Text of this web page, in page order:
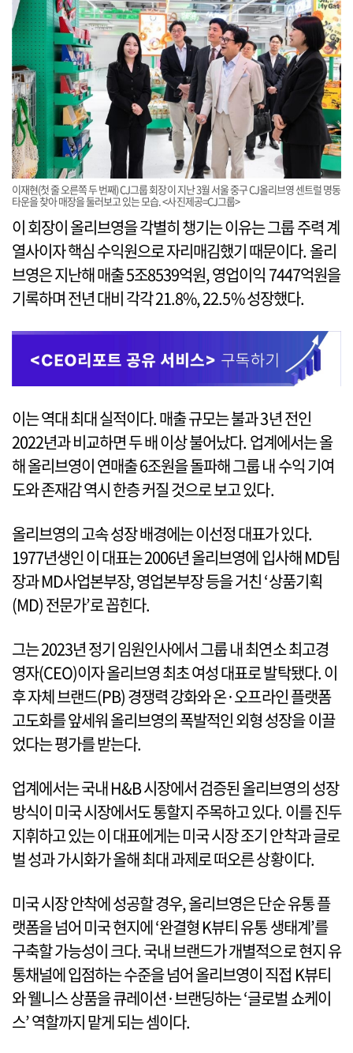
이재현(첫 줄 오른쪽 두 번째) CJ그룹 회장이 지난 3월 서울 중구 CJ올리브영 센트럴 명동
타운을 찾아 매장을 둘러보고 있는 모습. <사진제공=CJ그룹>
이 회장이 올리브영을 각별히 챙기는 이유는 그룹 주력 계
열사이자 핵심 수익원으로 자리매김했기 때문이다. 올리
브영은 지난해 매출 5조8539억원, 영업이익 7447억원을
기록하며 전년 대비 각각 21.8%, 22.5% 성장했다.
이는 역대 최대 실적이다. 매출 규모는 불과 3년 전인
2022년과 비교하면 두 배 이상 불어났다. 업계에서는 올
해 올리브영이 연매출 6조원을 돌파해 그룹 내 수익 기여
도와 존재감 역시 한층 커질 것으로 보고 있다.
올리브영의 고속 성장 배경에는 이선정 대표가 있다.
1977년생인 이 대표는 2006년 올리브영에 입사해 MD팀
장과 MD사업본부장, 영업본부장 등을 거친 ‘상품기획
(MD) 전문가’로 꼽힌다.
그는 2023년 정기 임원인사에서 그룹 내 최연소 최고경
영자(CEO)이자 올리브영 최초 여성 대표로 발탁됐다. 이
후 자체 브랜드(PB) 경쟁력 강화와 온·오프라인 플랫폼
고도화를 앞세워 올리브영의 폭발적인 외형 성장을 이끌
었다는 평가를 받는다.
업계에서는 국내 H&B 시장에서 검증된 올리브영의 성장
방식이 미국 시장에서도 통할지 주목하고 있다. 이를 진두
지휘하고 있는 이 대표에게는 미국 시장 조기 안착과 글로
벌 성과 가시화가 올해 최대 과제로 떠오른 상황이다.
미국 시장 안착에 성공할 경우, 올리브영은 단순 유통 플
랫폼을 넘어 미국 현지에 ‘완결형 K뷰티 유통 생태계’를
구축할 가능성이 크다. 국내 브랜드가 개별적으로 현지 유
통채널에 입점하는 수준을 넘어 올리브영이 직접 K뷰티
와 웰니스 상품을 큐레이션·브랜딩하는 ‘글로벌 쇼케이
스’ 역할까지 맡게 되는 셈이다.